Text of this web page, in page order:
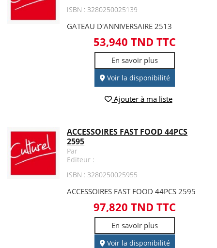
ISBN : 3280250025139
GATEAU D'ANNIVERSAIRE 2513
53,940 TND TTC
En savoir plus
Voir la disponibilité
Ajouter à ma liste
ACCESSOIRES FAST FOOD 44PCS
2595
Par
Editeur :
ISBN : 3280250025955
ACCESSOIRES FAST FOOD 44PCS 2595
97,820 TND TTC
En savoir plus
Voir la disponibilité